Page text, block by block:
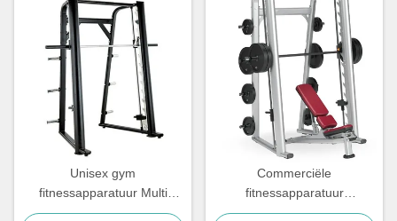
Unisex gym
fitnessapparatuur Multi
Smith machine Commercieel
Commerciële
fitnessapparatuur
Krachttrainingsmachine